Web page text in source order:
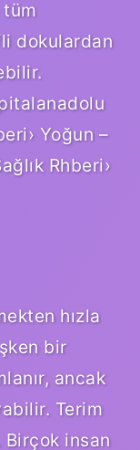
dokulardan
Yoğun –
Rhberi›
hızla
bir
ancak
Terim
Birçok insan